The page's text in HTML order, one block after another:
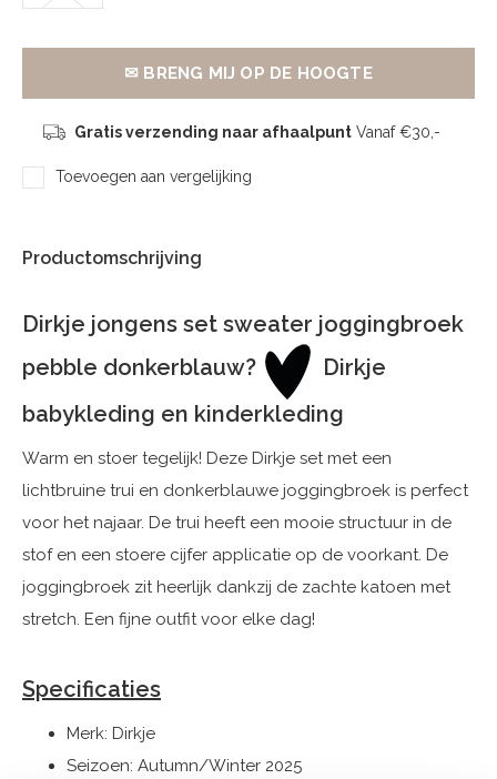
✉ BRENG MIJ OP DE HOOGTE
Gratis verzending naar afhaalpuntVanaf €30,-
Toevoegen aan vergelijking
Productomschrijving
Dirkje jongens set sweater joggingbroek
pebble donkerblauw?
Dirkje
babykleding en kinderkleding
Warm en stoer tegelijk! Deze Dirkje set met een
lichtbruine trui en donkerblauwe joggingbroek is perfect
voor het najaar. De trui heeft een mooie structuur in de
stof en een stoere cijfer applicatie op de voorkant. De
joggingbroek zit heerlijk dankzij de zachte katoen met
stretch. Een fijne outfit voor elke dag!
Specificaties
Merk: Dirkje
Seizoen: Autumn/Winter 2025